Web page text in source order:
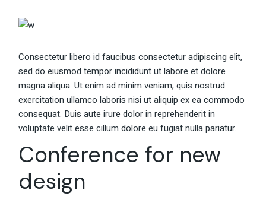
Consectetur libero id faucibus consectetur adipiscing elit,
sed do eiusmod tempor incididunt ut labore et dolore
magna aliqua. Ut enim ad minim veniam, quis nostrud
exercitation ullamco laboris nisi ut aliquip ex ea commodo
consequat. Duis aute irure dolor in reprehenderit in
voluptate velit esse cillum dolore eu fugiat nulla pariatur.
Conference for new
design